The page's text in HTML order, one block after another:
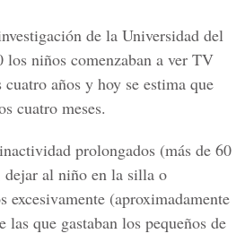
de la Universidad del
los niños comenzaban a ver TV
años y hoy se estima que
cuatro meses.
prolongados (más de 60
al niño en la silla o
excesivamente (aproximadamente
las que gastaban los pequeños de